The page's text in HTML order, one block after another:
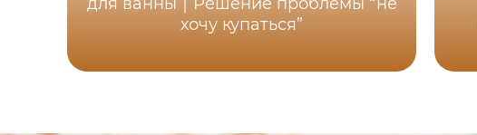
для ванны｜Решение проблемы “не
хочу купаться”